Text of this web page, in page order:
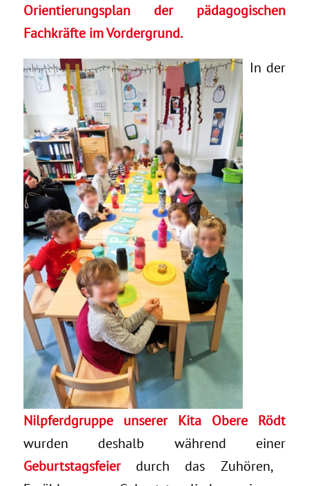
Orientierungsplan der pädagogischen
Fachkräfte im Vordergrund.
In der
Nilpferdgruppe unserer Kita Obere Rödt
wurden deshalb während einer
Geburtstagsfeierdurch das Zuhören,